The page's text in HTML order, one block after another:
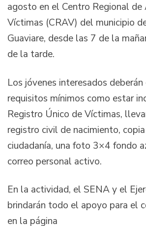
agosto en el Centro Regional de
Víctimas (CRAV) del municipio
Guaviare, desde las 7 de la
de la tarde.
Los jóvenes interesados
requisitos mínimos como estar
Registro Único de Víctimas,
registro civil de nacimiento,
ciudadanía, una foto 3×4 fondo
correo personal activo.
En la actividad, el SENA y el
brindarán todo el apoyo para el
en la página